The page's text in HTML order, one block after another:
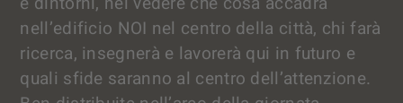
nell’edificio NOI nel centro della città, chi farà
ricerca, insegnerà e lavorerà qui in futuro e
quali sfide saranno al centro dell’attenzione.